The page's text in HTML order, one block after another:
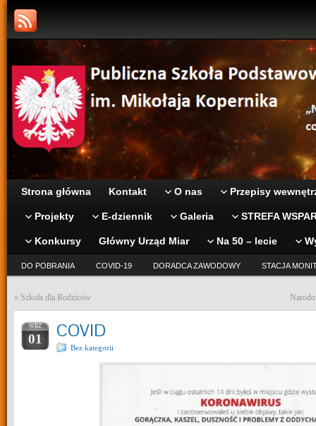
Strona główna Kontakt O nas Przepisy
Projekty E-dziennik Galeria STREFA
Konkursy Główny Urząd Miar Na 50 – lecie
DO POBRANIA COVID-19 DORADCA ZAWODOWY STACJA
« Szkoła dla Rodziców
WRZ
01 COVID
Bez kategorii